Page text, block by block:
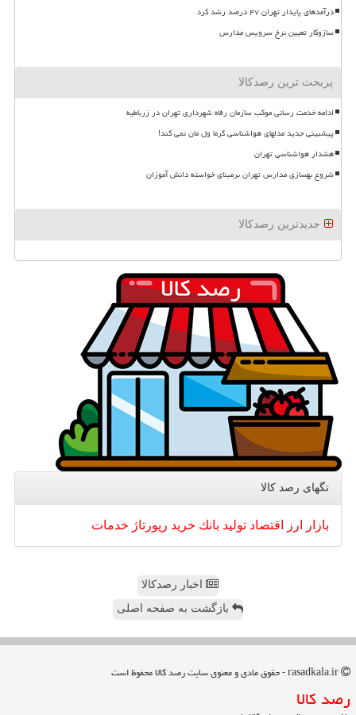
درآمدهای پایدار تهران ۴۷ درصد رشد کرد
سازوکار تعیین نرخ سرویس مدارس
پربحث ترین رصدکالا
ادامه خدمت رسانی موکب سازمان رفاه شهرداری تهران در زرباطیه
پیشبینی جدید مدلهای هواشناسی گرما ول مان نمی کند!
هشدار هواشناسی تهران
شروع بهسازی مدارس تهران برمبنای خواسته دانش آموزان
جدیدترین رصدکالا
تگهای رصد كالا
بازار ارز اقتصاد تولید بانك خرید رپورتاژ خدمات
اخبار رصدکالا
بازگشت به صفحه اصلی
رصد كالا